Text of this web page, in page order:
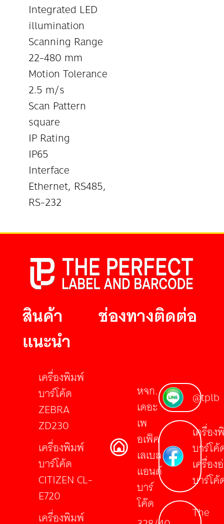
Integrated LED
illumination
Scanning Range
22-480 mm
Motion Tolerance
2.5 m/s
Scan Pattern
square
IP Rating
IP65
Interface
Ethernet, RS485,
RS-232
สินค้า
แนะนำ
เครื่องพิมพ์
บาร์โค้ด
ZEBRA
ZD230
เครื่องพิมพ์
บาร์โค้ด
CITIZEN CL-
E720
เครื่องพิมพ์
ช่องทางติดต่อ
หจก.
เดอะ
เพ
อเฟ็ค
เลเบล
แอนด์
บาร์
โค๊ด
@tplb
เครื่อ
บาร์โค้
เครื่อง
บาร์โค้
The